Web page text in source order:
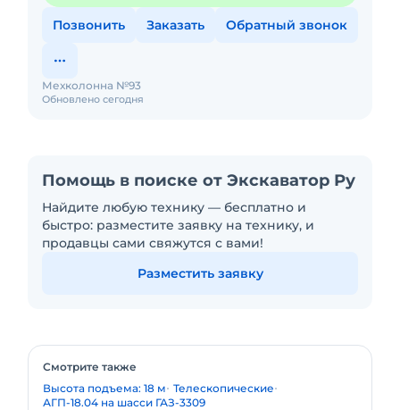
Позвонить Заказать Обратный звонок
Обновлено сегодня
Мехколонна №93
Помощь в поиске от Экскаватор Ру
Найдите любую технику — бесплатно и
быстро: разместите заявку на технику, и
продавцы сами свяжутся с вами!
Разместить заявку
Смотрите также
Высота подъема: 18 м Телескопические
АГП-18.04 на шасси ГАЗ-3309